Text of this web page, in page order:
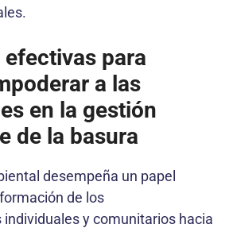
para
a las
en la gestión
de la basura
desempeña un papel
de los
y comunitarios hacia